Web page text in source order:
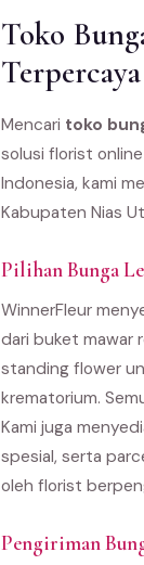
Toko
Terpercaya
Mencari toko
solusi florist
Indonesia, kami
Kabupaten Nias
Pilihan Bunga
WinnerFleur
dari buket mawar
standing flower
krematorium.
Kami juga
spesial, serta
oleh florist
Pengiriman